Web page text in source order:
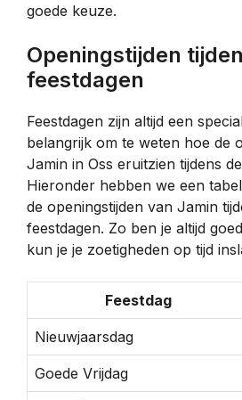
goede keuze.
Openingstijden tijdens
feestdagen
Feestdagen zijn altijd een
belangrijk om te weten hoe de
Jamin in Oss eruitzien tijdens
Hieronder hebben we een
de openingstijden van Jamin
feestdagen. Zo ben je altijd
kun je je zoetigheden op tijd
Feestdag
Nieuwjaarsdag
Goede Vrijdag